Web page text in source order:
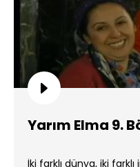
Yarım Elma 9.
İki farklı dünya, iki farklı